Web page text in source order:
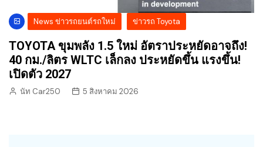
News ข่าวรถยนต์รถใหม่ ข่าวรถ Toyota
TOYOTA ขุมพลัง 1.5 ใหม่ อัตราประหยัดอาจถึง!
40 กม./ลิตร WLTC เล็กลง ประหยัดขึ้น แรงขึ้น!
เปิดตัว 2027
นัท Car250 5 สิงหาคม 2026